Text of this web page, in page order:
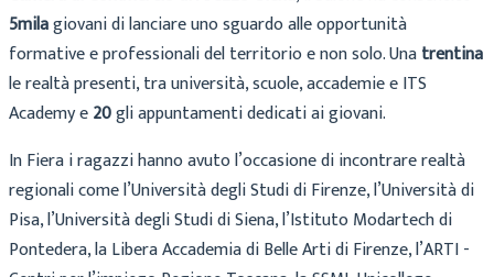
5milagiovani di lanciare uno sguardo alle opportunità
formative e professionali del territorio e non solo. Unatrentina
le realtà presenti, tra università, scuole, accademie e ITS
Academy e20gli appuntamenti dedicati ai giovani.
In Fiera i ragazzi hanno avuto l’occasione di incontrare realtà
regionali come l’Università degli Studi di Firenze, l’Università di
Pisa, l’Università degli Studi di Siena, l’Istituto Modartech di
Pontedera, la Libera Accademia di Belle Arti di Firenze, l’ARTI -